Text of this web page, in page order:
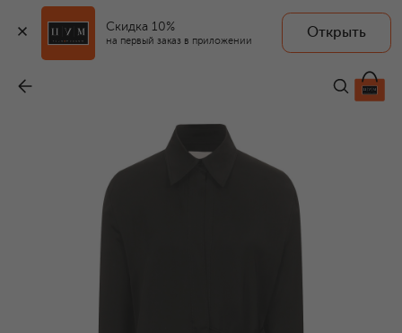
Скидка 10%
на первый заказ в приложении
Открыть
181 500 ₽